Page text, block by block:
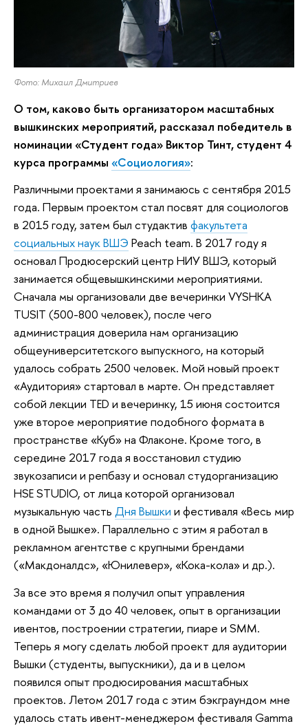
Фото: Михаил Дмитриев
О том, каково быть организатором масштабных
вышкинских мероприятий, рассказал победитель в
номинации «Студент года» Виктор Тинт, студент 4
курса программы «Социология»:
Различными проектами я занимаюсь с сентября 2015
года. Первым проектом стал посвят для социологов
в 2015 году, затем был студактив факультета
социальных наук ВШЭ Peach team. В 2017 году я
основал Продюсерский центр НИУ ВШЭ, который
занимается общевышкинскими мероприятиями.
Сначала мы организовали две вечеринки VYSHKA
TUSIT (500-800 человек), после чего
администрация доверила нам организацию
общеуниверситетского выпускного, на который
удалось собрать 2500 человек. Мой новый проект
«Аудитория» стартовал в марте. Он представляет
собой лекции TED и вечеринку, 15 июня состоится
уже второе мероприятие подобного формата в
пространстве «Куб» на Флаконе. Кроме того, в
середине 2017 года я восстановил студию
звукозаписи и репбазу и основал студорганизацию
HSE STUDIO, от лица которой организовал
музыкальную часть Дня Вышки и фестиваля «Весь мир
в одной Вышке». Параллельно с этим я работал в
рекламном агентстве с крупными брендами
(«Макдоналдс», «Юнилевер», «Кока-кола» и др.).
За все это время я получил опыт управления
командами от 3 до 40 человек, опыт в организации
ивентов, построении стратегии, пиаре и SMM.
Теперь я могу сделать любой проект для аудитории
Вышки (студенты, выпускники), да и в целом
появился опыт продюсирования масштабных
проектов. Летом 2017 года с этим бэкграундом мне
удалось стать ивент-менеджером фестиваля Gamma